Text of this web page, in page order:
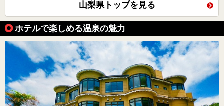
山梨県トップを見る
ホテルで楽しめる温泉の魅力